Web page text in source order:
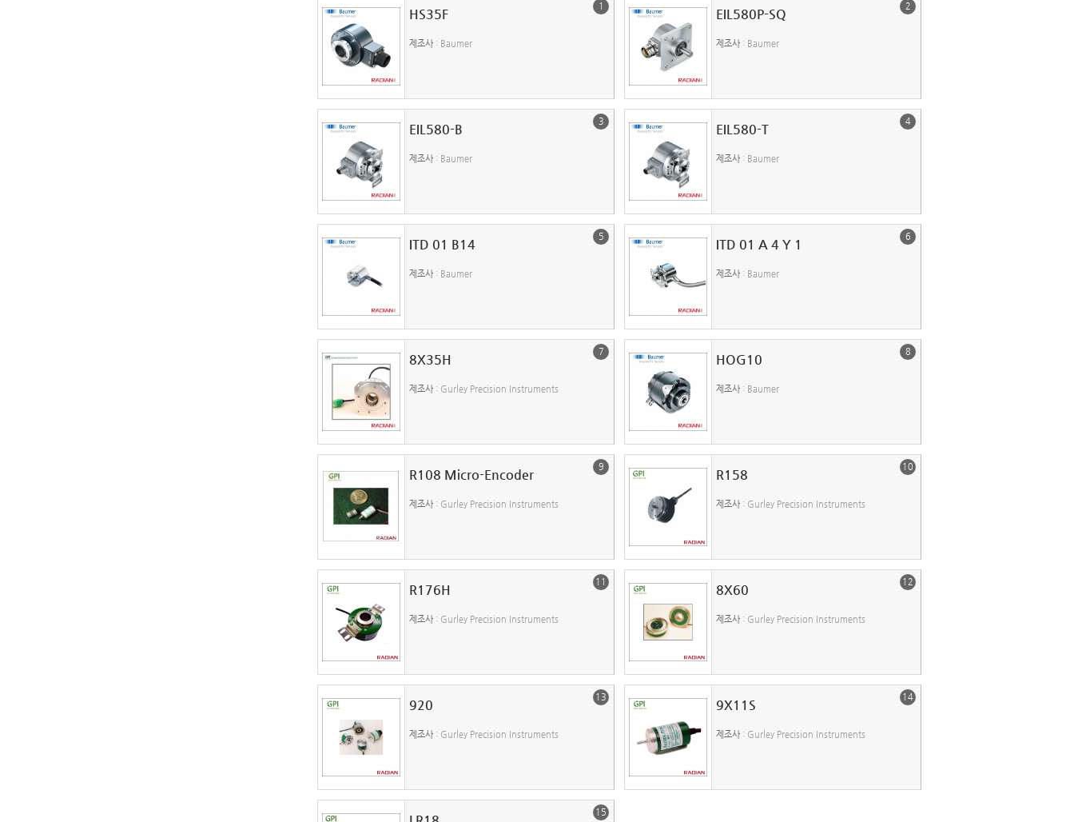
1
HS35F
제조사 : Baumer
2
EIL580P-SQ
제조사 : Baumer
3
EIL580-B
제조사 : Baumer
4
EIL580-T
제조사 : Baumer
5
ITD 01 B14
제조사 : Baumer
6
ITD 01 A 4 Y 1
제조사 : Baumer
7
8X35H
제조사 : Gurley Precision Instruments
8
HOG10
제조사 : Baumer
9
R108 Micro-Encoder
제조사 : Gurley Precision Instruments
10
R158
제조사 : Gurley Precision Instruments
11
R176H
제조사 : Gurley Precision Instruments
12
8X60
제조사 : Gurley Precision Instruments
13
920
제조사 : Gurley Precision Instruments
14
9X11S
제조사 : Gurley Precision Instruments
15